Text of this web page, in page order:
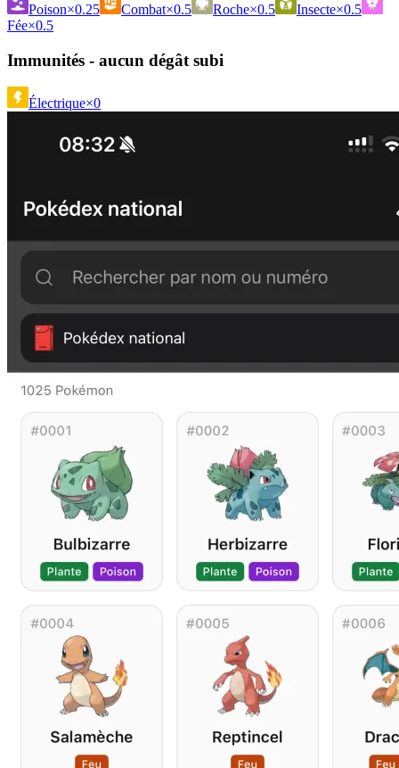
Poison×0.25 Combat×0.5 Roche×0.5 Insecte×0.5
Fée×0.5
Immunités - aucun dégât subi
Électrique×0